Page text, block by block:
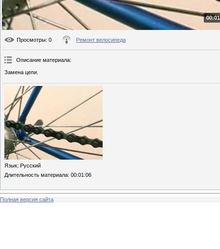
Просмотры: 0 Ремонт велосипеда
Описание материала:
Замена цепи.
Язык: Русский
Длительность материала: 00:01:06
Полная версия сайта